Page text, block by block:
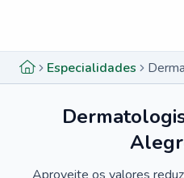
Especialidades